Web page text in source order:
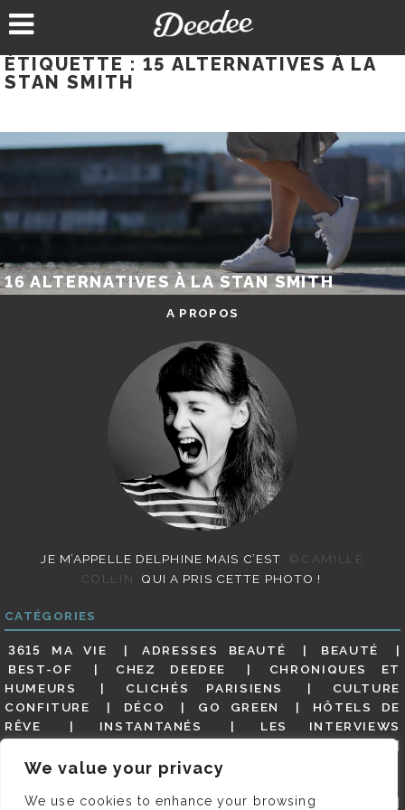
We value your privacy
We use cookies to enhance your browsing
au
ÉTIQUETTE : 15 ALTERNATIVES À LA
STAN SMITH
16 ALTERNATIVES À LA STAN SMITH
A PROPOS
JE M’APPELLE DELPHINE MAIS C’EST
©CAMILLE
COLLIN
QUI A PRIS CETTE PHOTO !
CATÉGORIES
3615 MA VIE ADRESSES BEAUTÉ
BEAUTÉ
BEST-OF
CHEZ DEEDEE
CHRONIQUES ET
HUMEURS
CLICHÉS PARISIENS
CULTURE
CONFITURE
DÉCO GO GREEN
HÔTELS DE
RÊVE
INSTANTANÉS
LES INTERVIEWS
MES ADRESSES
MODE NON CLASSÉ
GUIDE
PARIS EN PHOTOS RESTAURANTS